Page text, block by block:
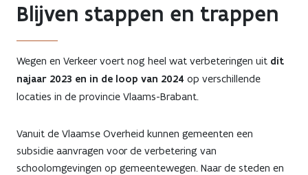
Blijven stappen en trappen
Wegen en Verkeer voert nog heel wat verbeteringen uit dit
najaar 2023 en in de loop van 2024 op verschillende
locaties in de provincie Vlaams-Brabant.
Vanuit de Vlaamse Overheid kunnen gemeenten een
subsidie aanvragen voor de verbetering van
schoolomgevingen op gemeentewegen. Naar de steden en